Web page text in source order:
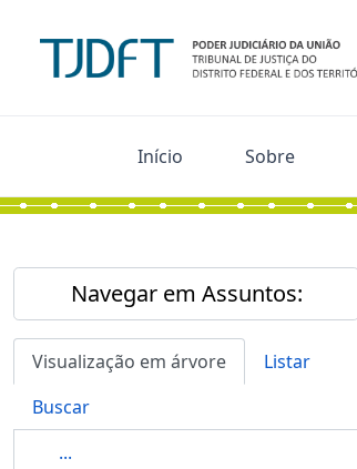
Início Sobre
Navegar em Assuntos:
Visualização em árvore
Listar
Buscar
...